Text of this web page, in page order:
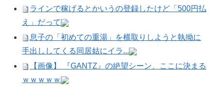
ラインで稼げるとかいうの登録したけど「500円払
え」だって
息子の「初めての重湯」を横取りしようと執拗に
手出ししてくる同居姑にイラ...
【画像】 『GANTZ』の絶望シーン、ここに決まる
ｗｗｗｗｗ